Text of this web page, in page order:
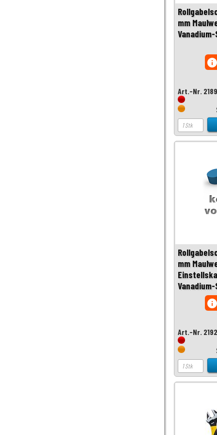
mm
Art.-Nr.
mm
Vanadium-
Art.-Nr.